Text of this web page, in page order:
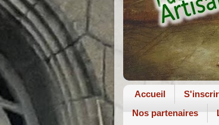
Accueil
Nos partenaires